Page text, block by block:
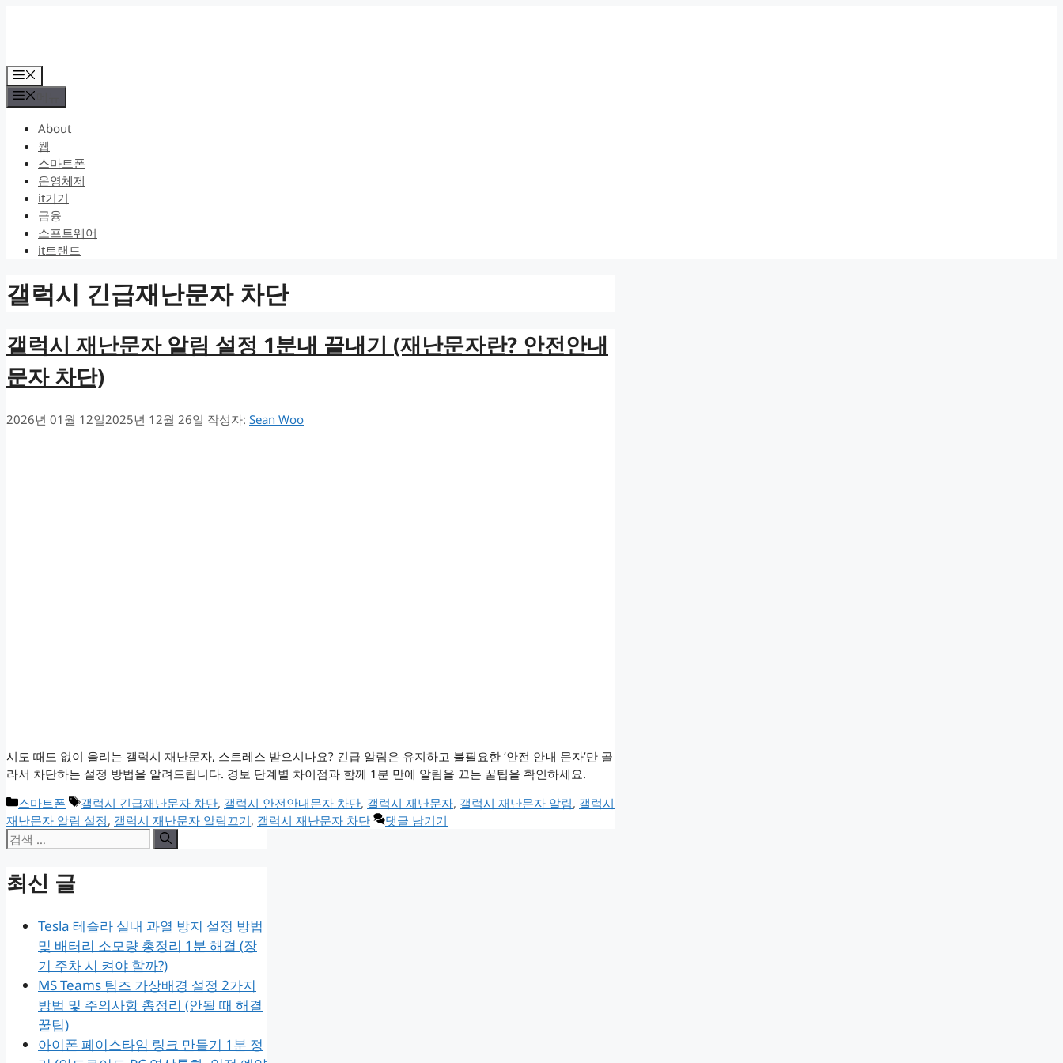
로
건
너
뉴
About
웹
스마트폰
운영체제
it기기
금융
소프트웨어
it트랜드
갤럭시 긴급재난문자 차단
갤럭시 재난문자 알림 설정 1분내 끝내기 (재난문자란? 안전안내
문자 차단)
2026년 01월 12일2025년 12월 26일 작성자: Sean Woo
시도 때도 없이 울리는 갤럭시 재난문자, 스트레스 받으시나요? 긴급 알림은 유지하고 불필요한 ‘안전 안내 문자’만 골
라서 차단하는 설정 방법을 알려드립니다. 경보 단계별 차이점과 함께 1분 만에 알림을 끄는 꿀팁을 확인하세요.
카
테
고
리
스마트폰
태
그
갤럭시 긴급재난문자 차단, 갤럭시 안전안내문자 차단, 갤럭시 재난문자, 갤럭시 재난문자 알림, 갤럭시
재난문자 알림 설정, 갤럭시 재난문자 알림끄기, 갤럭시 재난문자 차단 댓글 남기기
검
최신 글
Tesla 테슬라 실내 과열 방지 설정 방법
및 배터리 소모량 총정리 1분 해결 (장
기 주차 시 켜야 할까?)
MS Teams 팀즈 가상배경 설정 2가지
방법 및 주의사항 총정리 (안될 때 해결
꿀팁)
아이폰 페이스타임 링크 만들기 1분 정